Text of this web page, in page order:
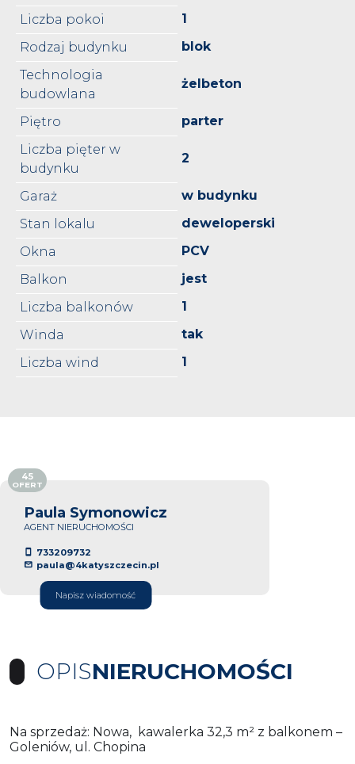
Liczba pokoi
1
Rodzaj budynku
blok
Technologia
budowlana
żelbeton
Piętro
parter
Liczba pięter w
budynku
2
Garaż
w budynku
Stan lokalu
deweloperski
Okna
PCV
Balkon
jest
Liczba balkonów
1
Winda
tak
Liczba wind
1
Paula Symonowicz
AGENT NIERUCHOMOŚCI
733209732
paula@4katyszczecin.pl
Napisz wiadomość
45
OFERT
OPISNIERUCHOMOŚCI
Na sprzedaż: Nowa, kawalerka 32,3 m² z balkonem –
Goleniów, ul. Chopina